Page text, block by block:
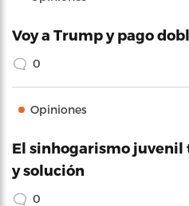
Voy a Trump y pago
0
Opiniones
El sinhogarismo
y solución
0